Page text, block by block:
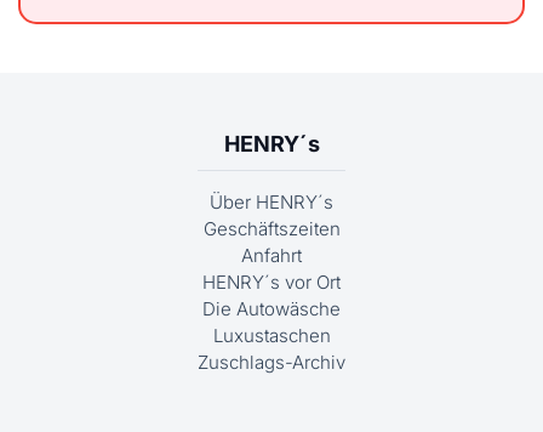
HENRY´s
Über HENRY´s
Geschäftszeiten
Anfahrt
HENRY´s vor Ort
Die Autowäsche
Luxustaschen
Zuschlags-Archiv